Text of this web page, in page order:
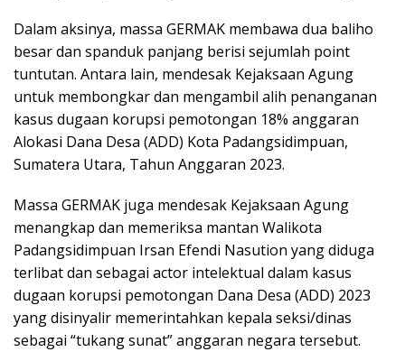
Dalam aksinya, massa GERMAK membawa dua baliho
besar dan spanduk panjang berisi sejumlah point
tuntutan. Antara lain, mendesak Kejaksaan Agung
untuk membongkar dan mengambil alih penanganan
kasus dugaan korupsi pemotongan 18% anggaran
Alokasi Dana Desa (ADD) Kota Padangsidimpuan,
Sumatera Utara, Tahun Anggaran 2023.
Massa GERMAK juga mendesak Kejaksaan Agung
menangkap dan memeriksa mantan Walikota
Padangsidimpuan Irsan Efendi Nasution yang diduga
terlibat dan sebagai actor intelektual dalam kasus
dugaan korupsi pemotongan Dana Desa (ADD) 2023
yang disinyalir memerintahkan kepala seksi/dinas
sebagai “tukang sunat” anggaran negara tersebut.